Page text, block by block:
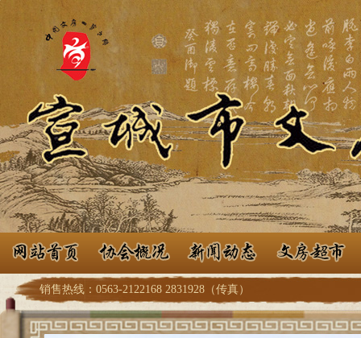
销售热线：0563-2122168 2831928（传真）